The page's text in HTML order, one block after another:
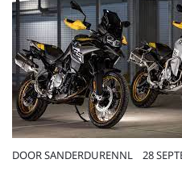
DOORSANDERDURENNL 28